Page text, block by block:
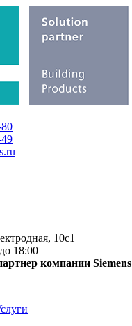
10с1
18:00
компании Siemens